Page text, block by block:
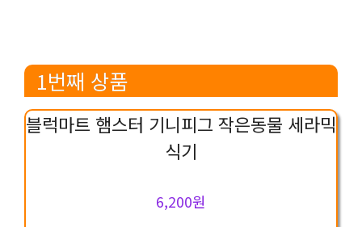
1번째 상품
블럭마트 햄스터 기니피그 작은동물 세라믹
식기
6,200원